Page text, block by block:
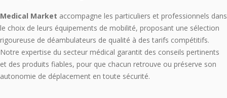
Medical Market accompagne les particuliers et professionnels dans
le choix de leurs équipements de mobilité, proposant une sélection
rigoureuse de déambulateurs de qualité à des tarifs compétitifs.
Notre expertise du secteur médical garantit des conseils pertinents
et des produits fiables, pour que chacun retrouve ou préserve son
autonomie de déplacement en toute sécurité.